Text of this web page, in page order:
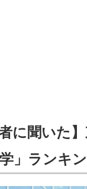
者に聞いた
」ランキ